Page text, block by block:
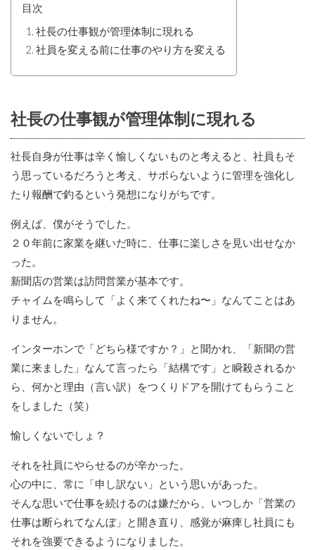
目次
社長の仕事観が管理体制に現れる
社員を変える前に仕事のやり方を変える
社長の仕事観が管理体制に現れる
社長自身が仕事は辛く愉しくないものと考えると、社員もそ
う思っているだろうと考え、サボらないように管理を強化し
たり報酬で釣るという発想になりがちです。
例えば、僕がそうでした。
２０年前に家業を継いだ時に、仕事に楽しさを見い出せなか
った。
新聞店の営業は訪問営業が基本です。
チャイムを鳴らして「よく来てくれたね〜」なんてことはあ
りません。
インターホンで「どちら様ですか？」と聞かれ、「新聞の営
業に来ました」なんて言ったら「結構です」と瞬殺されるか
ら、何かと理由（言い訳）をつくりドアを開けてもらうこと
をしました（笑）
愉しくないでしょ？
それを社員にやらせるのが辛かった。
心の中に、常に「申し訳ない」という思いがあった。
そんな思いで仕事を続けるのは嫌だから、いつしか「営業の
仕事は断られてなんぼ」と開き直り、感覚が麻痺し社員にも
それを強要できるようになりました。